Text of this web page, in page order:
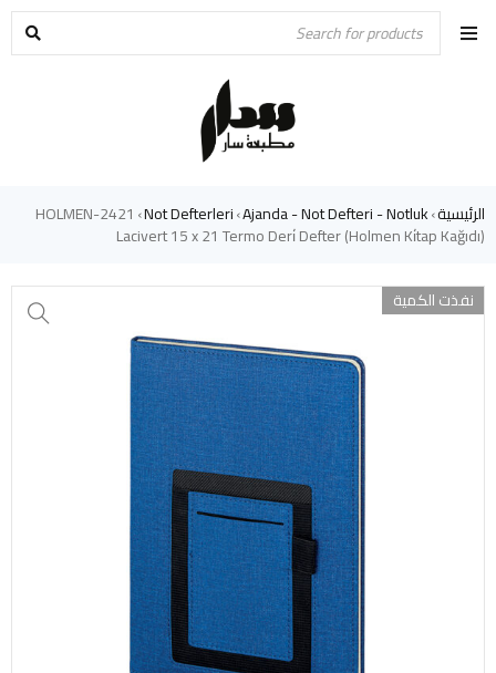
الرئيسية›
Ajanda - Not Defteri - Notluk
›
Not Defterleri
›
2421-HOLMEN
Lacivert 15 x 21 Termo Deri̇ Defter (Holmen Ki̇tap Kağıdı)
نفذت الكمية